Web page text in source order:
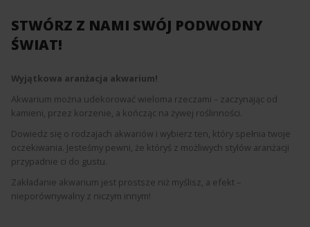
STWÓRZ Z NAMI SWÓJ PODWODNY
ŚWIAT!
Wyjątkowa aranżacja akwarium!
Akwarium można udekorować wieloma rzeczami – zaczynając od
kamieni, przez korzenie, a kończąc na żywej roślinności.
Dowiedz się o rodzajach akwariów i wybierz ten, który spełnia twoje
oczekiwania. Jesteśmy pewni, że któryś z możliwych stylów aranżacji
przypadnie ci do gustu.
Zakładanie akwarium jest prostsze niż myślisz, a efekt –
nieporównywalny z niczym innym!